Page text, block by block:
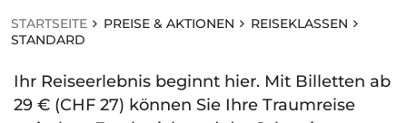
R
EI
KL
A
SS
STARTSEITE PREISE & AKTIONEN
REISEKLASSEN
STANDARD
Ihr Reiseerlebnis beginnt hier. Mit Billetten ab
29 € (CHF 27) können Sie Ihre Traumreise